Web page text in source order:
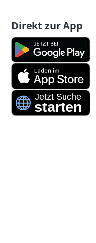
Direkt zur App